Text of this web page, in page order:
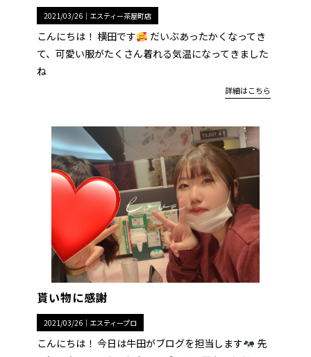
2021/03/26｜ エスティー茶屋町店
こんにちは！ 横田です
だいぶあったかくなってき
て、可愛い服がたくさん着れる気温になってきました
ね
詳細はこちら
貰い物に感謝
2021/03/26｜ エスティープロ
こんにちは！ 今日は牛田がブログを担当します
先